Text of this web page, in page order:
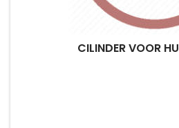
CILINDER VOOR